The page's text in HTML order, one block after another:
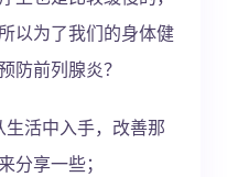
以为了我们的身体健
防前列腺炎？
活中入手，改善那
分享一些；